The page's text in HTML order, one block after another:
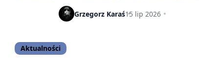
Google wycofało wniosek po sporze
Grzegorz Karaś15 lip 2026
Aktualności